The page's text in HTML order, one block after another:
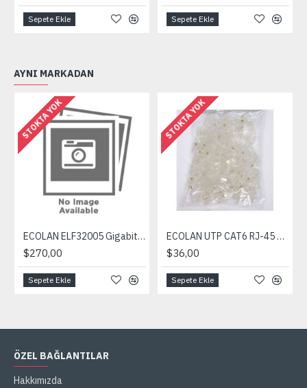
Sepete Ekle Sepete Ekle
AYNI MARKADAN
STOKTA YOK
ECOLAN ELF32005 Gigabit Multimode Media Converter
$270,00
Sepete Ekle
STOKTA YOK
ECOLAN UTP CAT6 RJ-45 100'lü Konnektör
$36,00
Sepete Ekle
ÖZEL BAĞLANTILAR
Hakkımızda